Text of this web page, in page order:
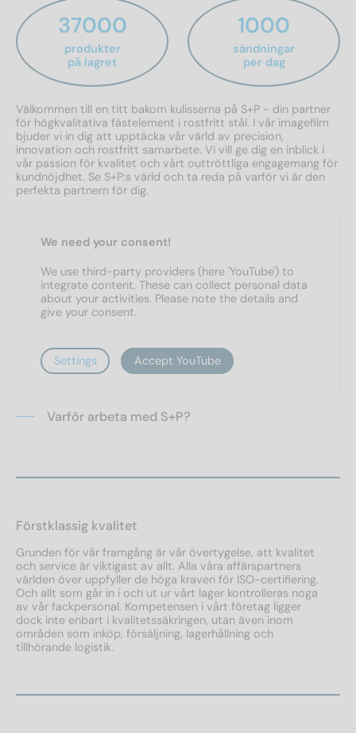
37000
produkter
på lagret
1000
sändningar
per dag
Välkommen till en titt bakom kulisserna på S+P - din partner
för högkvalitativa fästelement i rostfritt stål. I vår imagefilm
bjuder vi in dig att upptäcka vår värld av precision,
innovation och rostfritt samarbete. Vi vill ge dig en inblick i
vår passion för kvalitet och vårt outtröttliga engagemang för
kundnöjdhet. Se S+P:s värld och ta reda på varför vi är den
perfekta partnern för dig.
We need your consent!
We use third-party providers (here 'YouTube') to
integrate content. These can collect personal data
about your activities. Please note the details and
give your consent.
Settings Accept YouTube
Varför arbeta med S+P?
Förstklassig kvalitet
Grunden för vår framgång är vår övertygelse, att kvalitet
och service är viktigast av allt. Alla våra affärspartners
världen över uppfyller de höga kraven för ISO-certifiering.
Och allt som går in i och ut ur vårt lager kontrolleras noga
av vår fackpersonal. Kompetensen i vårt företag ligger
dock inte enbart i kvalitetssäkringen, utan även inom
områden som inköp, försäljning, lagerhållning och
tillhörande logistik.